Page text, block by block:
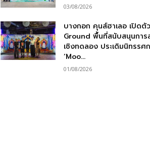
03/08/2026
บางกอก คุนส์ฮาเลอ เปิดตั
Ground พื้นที่สนับสนุนการ
เชิงทดลอง ประเดิมนิทรรศ
‘Moo...
01/08/2026